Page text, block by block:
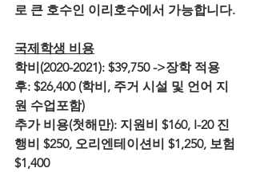
로 큰 호수인 이리호수에서 가능합니다.
국제학생 비용
학비(2020-2021): $39,750 ->장학 적용
후: $26,400 (학비, 주거 시설 및 언어 지
원 수업포함)
추가 비용(첫해만): 지원비 $160, I-20 진
행비 $250, 오리엔테이션비 $1,250, 보험
$1,400